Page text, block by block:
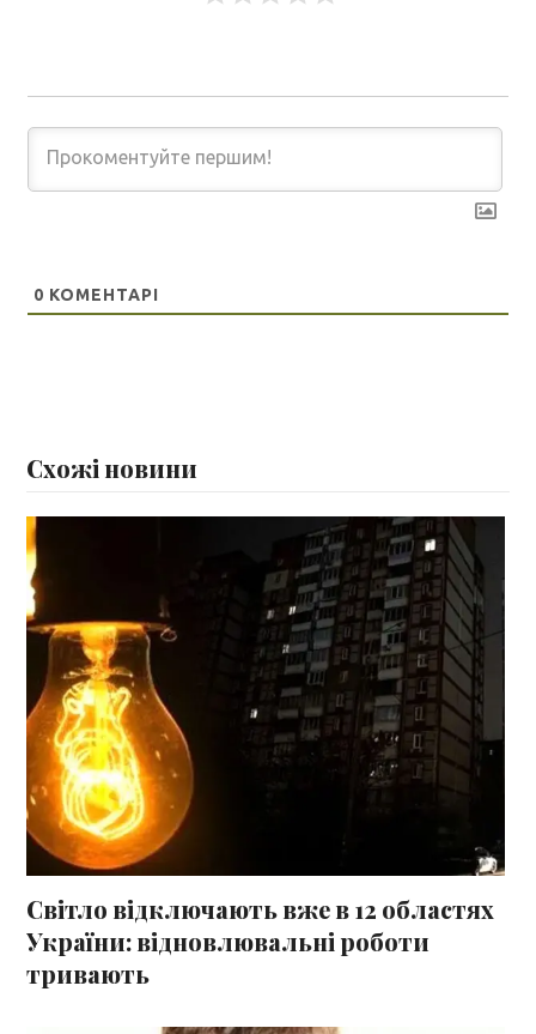
0 КОМЕНТАРІ
Схожі новини
Світло відключають вже в 12 областях
України: відновлювальні роботи
тривають